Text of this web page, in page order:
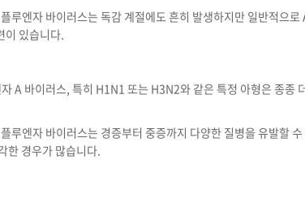
루엔자 바이러스는 독감 계절에도 흔히 발생하지만 일반적으
이 있습니다.
A 바이러스, 특히 H1N1 또는 H3N2와 같은 특정 아형은 종종
루엔자 바이러스는 경증부터 중증까지 다양한 질병을 유발할
한 경우가 많습니다.